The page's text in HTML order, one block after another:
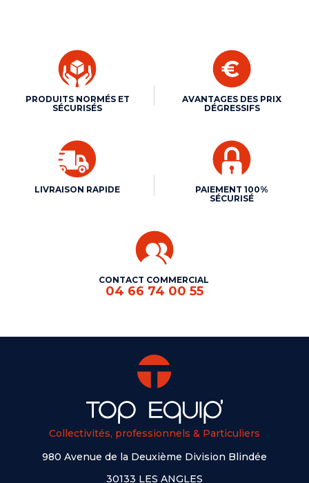
PRODUITS NORMÉS ET
SÉCURISÉS
AVANTAGES DES PRIX
DÉGRESSIFS
LIVRAISON RAPIDE
PAIEMENT 100%
SÉCURISÉ
CONTACT COMMERCIAL
04 66 74 00 55
Collectivités, professionnels & Particuliers
980 Avenue de la Deuxième Division Blindée
30133 LES ANGLES